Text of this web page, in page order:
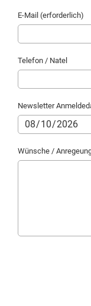
E-Mail (erforderlich)
Telefon / Natel
Newsletter
Wünsche /